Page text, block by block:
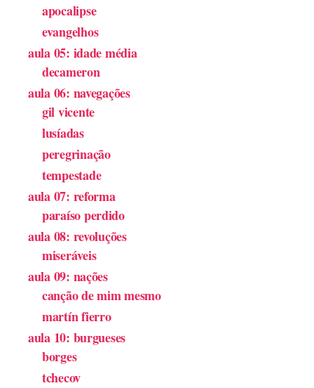
apocalipse
evangelhos
aula 05: idade média
decameron
aula 06: navegações
gil vicente
lusíadas
peregrinação
tempestade
aula 07: reforma
paraíso perdido
aula 08: revoluções
miseráveis
aula 09: nações
canção de mim mesmo
martín fierro
aula 10: burgueses
borges
tchecov